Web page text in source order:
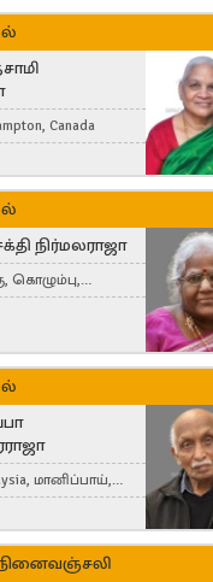
Canada
நிர்மலராஜா
கொழும்பு,
United Kingdom
மானிப்பாய்,
London, United